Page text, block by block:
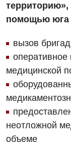
Для
Андрология
Вакцинация
Урологическое
Хирургическое
Русский
помощью юга
вызов
оперативное
медицинской
неотложной
объеме